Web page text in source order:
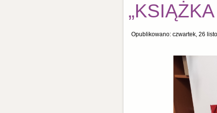
Opublikowano: czwartek, 26